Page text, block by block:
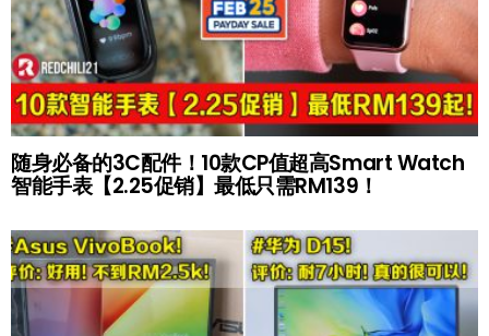
随身必备的3C配件！10款CP值超高Smart Watch
智能手表【2.25促销】最低只需RM139！